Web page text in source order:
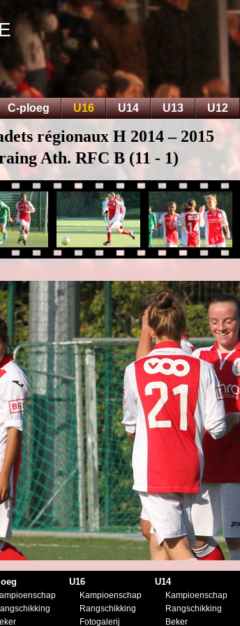
C-ploeg U16 U14 U13 U12
régionaux H 2014 – 2015
Ath. RFC B (11 - 1)
U16
Kampioenschap
Rangschikking
Fotogalerij
U14
Kampioenschap
Rangschikking
Beker